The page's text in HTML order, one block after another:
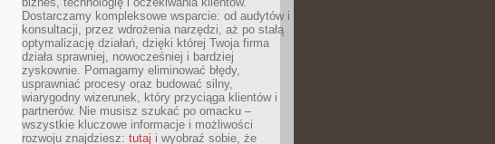
Dostarczamy kompleksowe wsparcie: od audytów i
konsultacji, przez wdrożenia narzędzi, aż po stałą
optymalizację działań, dzięki której Twoja firma
działa sprawniej, nowocześniej i bardziej
zyskownie. Pomagamy eliminować błędy,
usprawniać procesy oraz budować silny,
wiarygodny wizerunek, który przyciąga klientów i
partnerów. Nie musisz szukać po omacku –
wszystkie kluczowe informacje i możliwości
rozwoju znajdziesz: tutaj i wyobraź sobie, że